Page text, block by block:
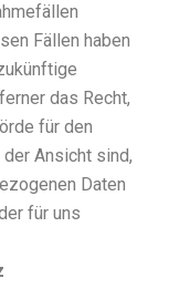
Fällen haben
das Recht,
für den
Ansicht sind,
Daten
für uns